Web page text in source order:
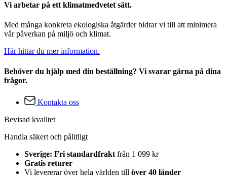
Vi arbetar på ett klimatmedvetet sätt.
Med många konkreta ekologiska åtgärder bidrar vi till att minimera
vår påverkan på miljö och klimat.
Här hittar du mer information.
Behöver du hjälp med din beställning? Vi svarar gärna på dina
frågor.
Kontakta oss
Bevisad kvalitet
Handla säkert och pålitligt
Sverige: Fri standardfrakt från 1 099 kr
Gratis returer
Vi levererar över hela världen till över 40 länder